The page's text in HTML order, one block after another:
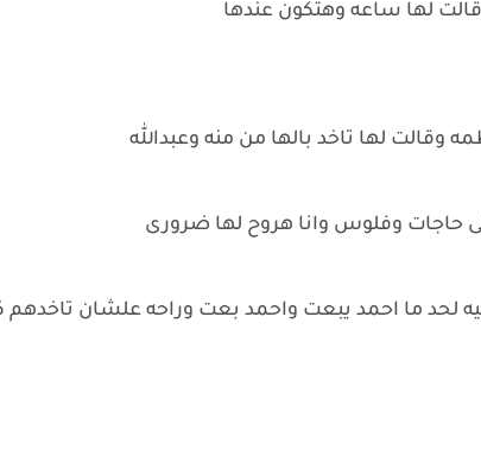
لها ساعه وهتكون عندها
لها تاخد بالها من منه وعبدالله
حاجات وفلوس وانا هروح لها ضرورى
ما احمد يبعت واحمد بعت وراحه علشان تاخدهم